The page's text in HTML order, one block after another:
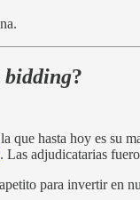
bidding?
que hasta hoy es su
Las adjudicatarias
para invertir en